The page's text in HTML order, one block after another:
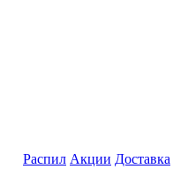
Распил Акции Доставка